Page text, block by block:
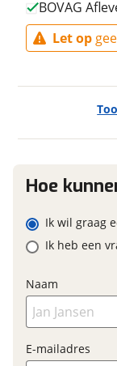
Elektrisch?
Nieuwprijs
BOVAG Garantie
BOVAG
Let op
Hoe
Ik wil graag
Ik heb een
Naam
E-mailadres